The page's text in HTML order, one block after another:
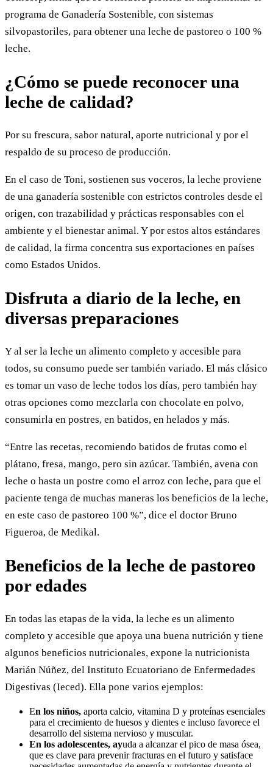
programa de Ganadería Sostenible, con sistemas
silvopastoriles, para obtener una leche de pastoreo o 100 %
leche.
¿Cómo se puede reconocer una
leche de calidad?
Por su frescura, sabor natural, aporte nutricional y por el
respaldo de su proceso de producción.
En el caso de Toni, sostienen sus voceros, la leche proviene
de una ganadería sostenible con estrictos controles desde el
origen, con trazabilidad y prácticas responsables con el
ambiente y el bienestar animal. Y por estos altos estándares
de calidad, la firma concentra sus exportaciones en países
como Estados Unidos.
Disfruta a diario de la leche, en
diversas preparaciones
Y al ser la leche un alimento completo y accesible para
todos, su consumo puede ser también variado. El más clásico
es tomar un vaso de leche todos los días, pero también hay
otras opciones como mezclarla con chocolate en polvo,
consumirla en postres, en batidos, en helados y más.
“Entre las recetas, recomiendo batidos de frutas como el
plátano, fresa, mango, pero sin azúcar. También, avena con
leche o hasta un postre como el arroz con leche, para que el
paciente tenga de muchas maneras los beneficios de la leche,
en este caso de pastoreo 100 %”, dice el doctor Bruno
Figueroa, de Medikal.
Beneficios de la leche de pastoreo
por edades
En todas las etapas de la vida, la leche es un alimento
completo y accesible que apoya una buena nutrición y tiene
algunos beneficios nutricionales, expone la nutricionista
Marián Núñez, del Instituto Ecuatoriano de Enfermedades
Digestivas (Ieced). Ella pone varios ejemplos:
En los niños, aporta calcio, vitamina D y proteínas esenciales
para el crecimiento de huesos y dientes e incluso favorece el
desarrollo del sistema nervioso y muscular.
En los adolescentes, ayuda a alcanzar el pico de masa ósea,
que es clave para prevenir fracturas en el futuro y satisface